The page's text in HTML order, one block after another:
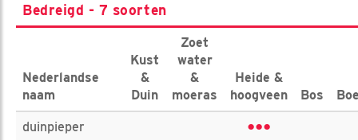
Bedreigd - 7 soorten
Nederlandse
naam
Kust
&
Duin
Zoet
water
&
moeras
Heide &
hoogveen
Bos
duinpieper •••